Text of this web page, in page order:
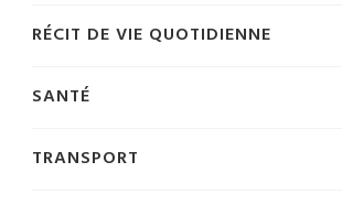
RÉCIT DE VIE QUOTIDIENNE
SANTÉ
TRANSPORT